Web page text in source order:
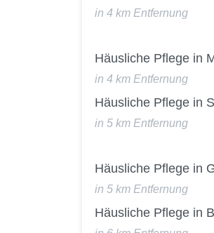
in 4 km Entfernung
Häusliche Pflege in
in 4 km Entfernung
Häusliche Pflege in
in 5 km Entfernung
Häusliche Pflege in
in 5 km Entfernung
Häusliche Pflege in